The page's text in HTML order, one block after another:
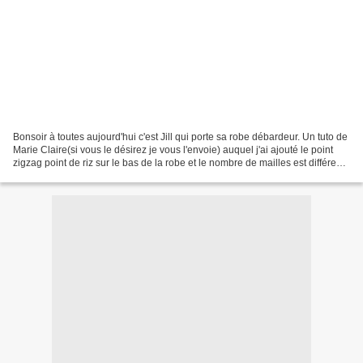
Bonsoir à toutes aujourd'hui c'est Jill qui porte sa robe débardeur. Un tuto de
Marie Claire(si vous le désirez je vous l'envoie) auquel j'ai ajouté le point
zigzag point de riz sur le bas de la robe et le nombre de mailles est différent